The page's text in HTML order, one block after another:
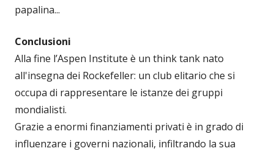
papalina...
Conclusioni
Alla fine l’Aspen Institute è un think tank nato
all'insegna dei Rockefeller: un club elitario che si
occupa di rappresentare le istanze dei gruppi
mondialisti.
Grazie a enormi finanziamenti privati è in grado di
influenzare i governi nazionali, infiltrando la sua